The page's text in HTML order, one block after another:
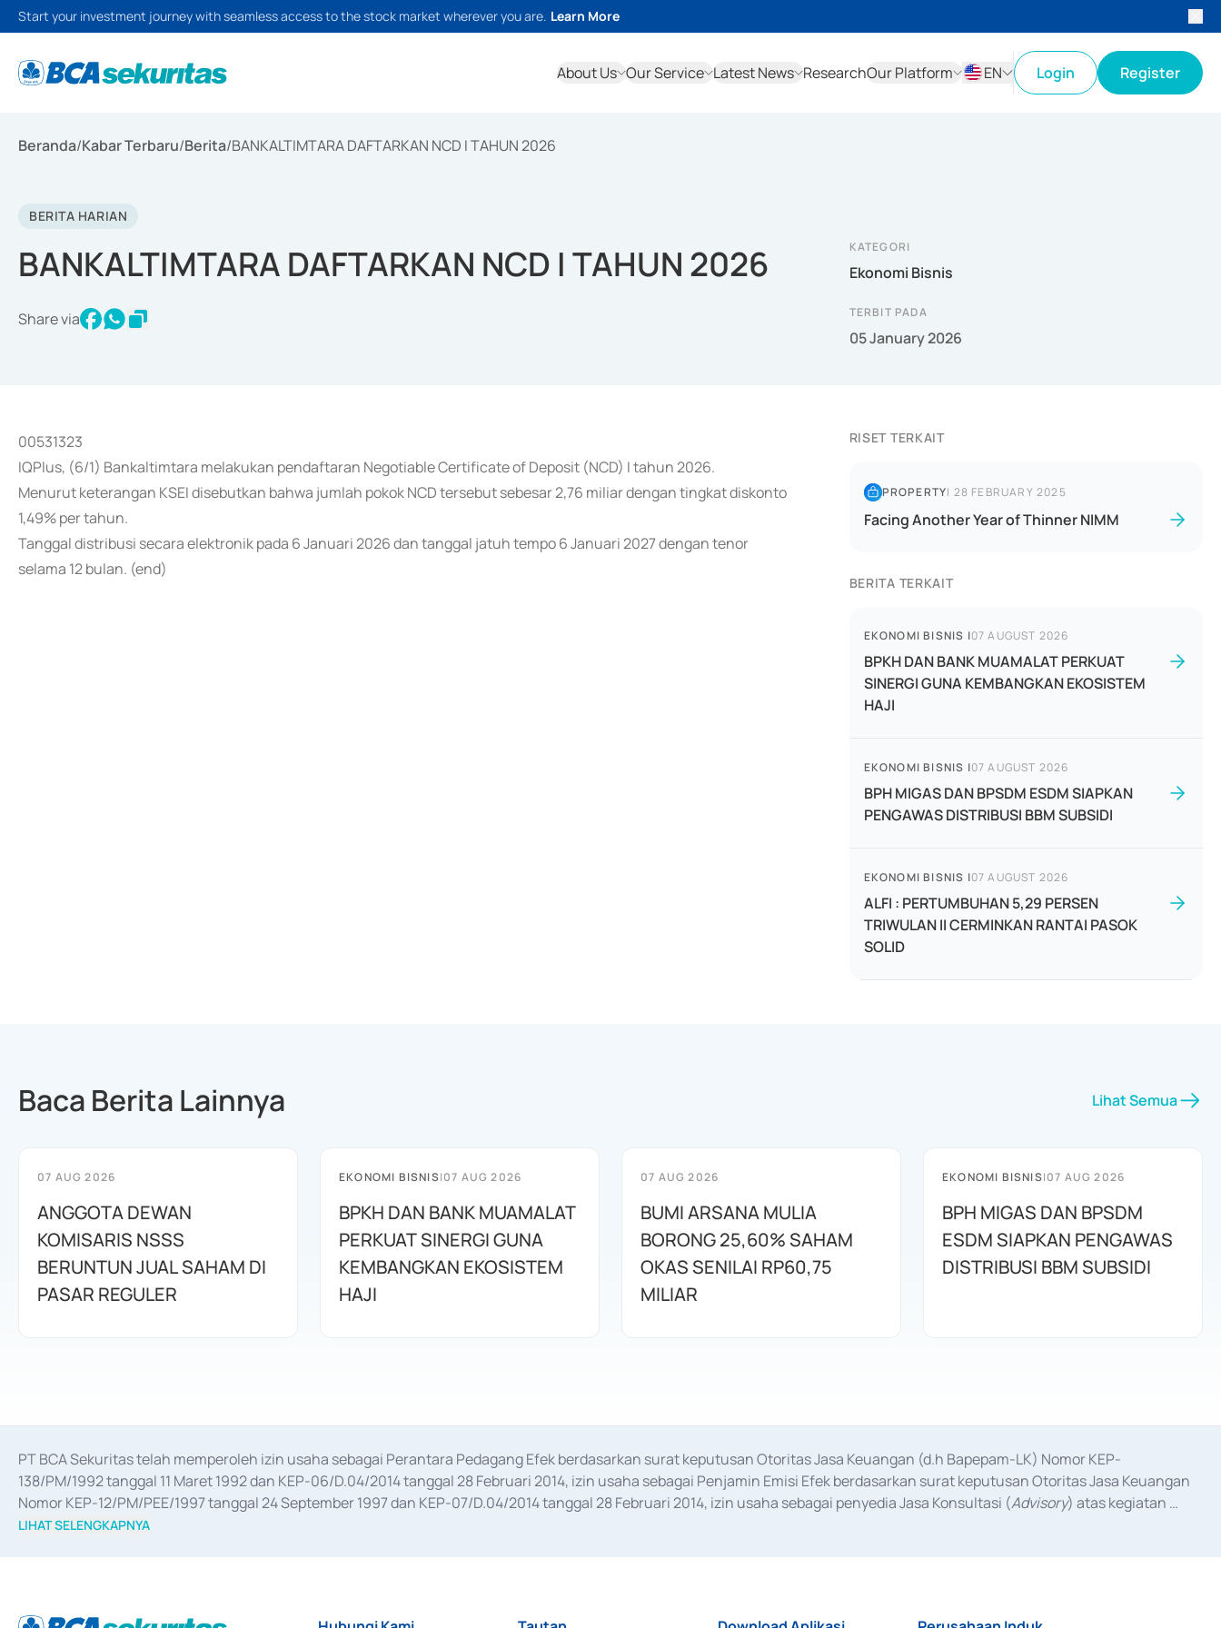
Start your investment journey with seamless access to the stock market wherever you are. Learn More
About Us Our Service Latest News ResearchOur Platform
EN
Login Register
Beranda/Kabar Terbaru/Berita/BANKALTIMTARA DAFTARKAN NCD I TAHUN 2026
BERITA HARIAN
BANKALTIMTARA DAFTARKAN NCD I TAHUN 2026
Share via
KATEGORI
Ekonomi Bisnis
TERBIT PADA
05 January 2026
00531323
IQPlus, (6/1) Bankaltimtara melakukan pendaftaran Negotiable Certificate of Deposit (NCD) I tahun 2026.
Menurut keterangan KSEI disebutkan bahwa jumlah pokok NCD tersebut sebesar 2,76 miliar dengan tingkat diskonto
1,49% per tahun.
Tanggal distribusi secara elektronik pada 6 Januari 2026 dan tanggal jatuh tempo 6 Januari 2027 dengan tenor
selama 12 bulan. (end)
RISET TERKAIT
PROPERTY| 28 FEBRUARY 2025
Facing Another Year of Thinner NIMM
BERITA TERKAIT
EKONOMI BISNIS |07 AUGUST 2026
BPKH DAN BANK MUAMALAT PERKUAT
SINERGI GUNA KEMBANGKAN EKOSISTEM
HAJI
EKONOMI BISNIS |07 AUGUST 2026
BPH MIGAS DAN BPSDM ESDM SIAPKAN
PENGAWAS DISTRIBUSI BBM SUBSIDI
EKONOMI BISNIS |07 AUGUST 2026
ALFI : PERTUMBUHAN 5,29 PERSEN
TRIWULAN II CERMINKAN RANTAI PASOK
SOLID
Baca Berita Lainnya Lihat Semua
07 AUG 2026
ANGGOTA DEWAN
KOMISARIS NSSS
BERUNTUN JUAL SAHAM DI
PASAR REGULER
EKONOMI BISNIS|07 AUG 2026
BPKH DAN BANK MUAMALAT
PERKUAT SINERGI GUNA
KEMBANGKAN EKOSISTEM
HAJI
07 AUG 2026
BUMI ARSANA MULIA
BORONG 25,60% SAHAM
OKAS SENILAI RP60,75
MILIAR
EKONOMI BISNIS|07 AUG 2026
BPH MIGAS DAN BPSDM
ESDM SIAPKAN PENGAWAS
DISTRIBUSI BBM SUBSIDI
PT BCA Sekuritas telah memperoleh izin usaha sebagai Perantara Pedagang Efek berdasarkan surat keputusan Otoritas Jasa Keuangan (d.h Bapepam-LK) Nomor KEP-
138/PM/1992 tanggal 11 Maret 1992 dan KEP-06/D.04/2014 tanggal 28 Februari 2014, izin usaha sebagai Penjamin Emisi Efek berdasarkan surat keputusan Otoritas Jasa Keuangan
Nomor KEP-12/PM/PEE/1997 tanggal 24 September 1997 dan KEP-07/D.04/2014 tanggal 28 Februari 2014, izin usaha sebagai penyedia Jasa Konsultasi (Advisory) atas kegiatan
merger, akuisisi, divestasi, dan
LIHAT SELENGKAPNYA